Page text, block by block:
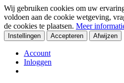
Wij gebruiken cookies om uw
voldoen aan de cookie wetgeving,
de cookies te plaatsen. Meer
Instellingen Accepteren Afwijzen
Account
Inloggen